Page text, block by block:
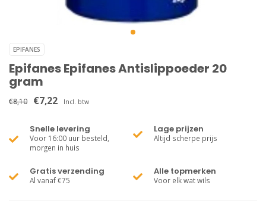
EPIFANES
Epifanes Epifanes Antislippoeder 20
gram
€8,10 €7,22 Incl. btw
Snelle levering
Voor 16:00 uur besteld,
morgen in huis
Lage prijzen
Altijd scherpe prijs
Gratis verzending
Al vanaf €75
Alle topmerken
Voor elk wat wils